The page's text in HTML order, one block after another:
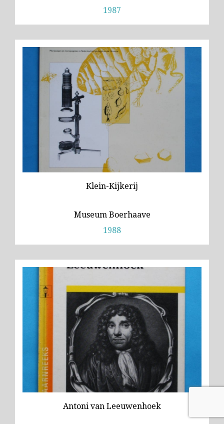
1987
Klein-Kijkerij
Museum Boerhaave
1988
Antoni van Leeuwenhoek